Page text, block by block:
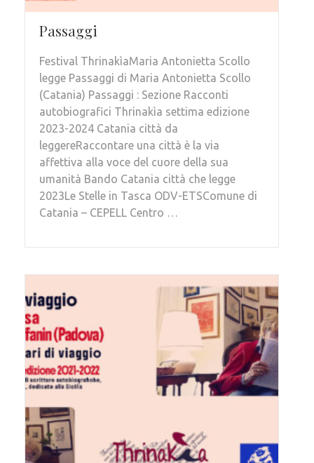
Passaggi
Festival ThrinakìaMaria Antonietta Scollo
legge Passaggi di Maria Antonietta Scollo
(Catania) Passaggi : Sezione Racconti
autobiografici Thrinakìa settima edizione
2023-2024 Catania città da
leggereRaccontare una città è la via
affettiva alla voce del cuore della sua
umanità Bando Catania città che legge
2023Le Stelle in Tasca ODV-ETSComune di
Catania – CEPELL Centro …